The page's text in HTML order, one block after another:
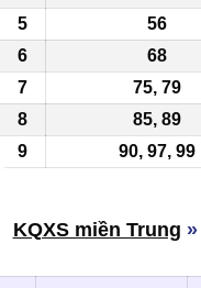
5
56
6
68
7
75, 79
8
85, 89
9
90, 97, 99
KQXS miền Trung »